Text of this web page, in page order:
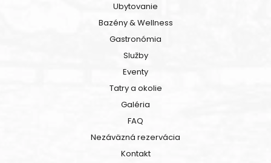
Ubytovanie
Bazény & Wellness
Gastronómia
Služby
Eventy
Tatry a okolie
Galéria
FAQ
Nezáväzná rezervácia
Kontakt